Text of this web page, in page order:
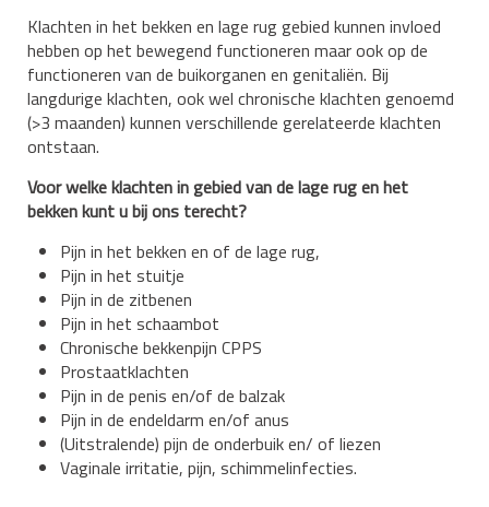
Klachten in het bekken en lage rug gebied kunnen invloed
hebben op het bewegend functioneren maar ook op de
functioneren van de buikorganen en genitaliën. Bij
langdurige klachten, ook wel chronische klachten genoemd
(>3 maanden) kunnen verschillende gerelateerde klachten
ontstaan.
Voor welke klachten in gebied van de lage rug en het
bekken kunt u bij ons terecht?
Pijn in het bekken en of de lage rug,
Pijn in het stuitje
Pijn in de zitbenen
Pijn in het schaambot
Chronische bekkenpijn CPPS
Prostaatklachten
Pijn in de penis en/of de balzak
Pijn in de endeldarm en/of anus
(Uitstralende) pijn de onderbuik en/ of liezen
Vaginale irritatie, pijn, schimmelinfecties.